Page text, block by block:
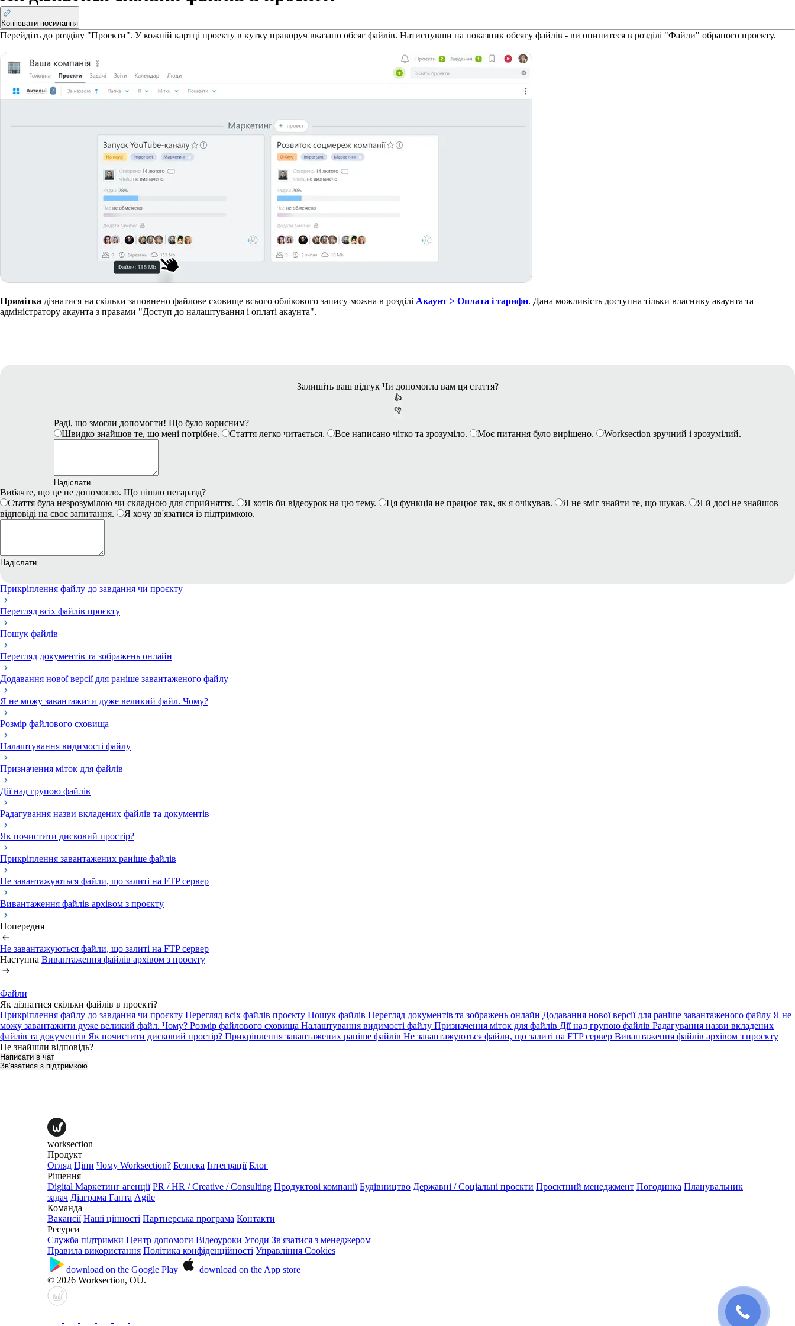
Копіювати посилання
Перейдіть до розділу "Проекти". У кожній картці проекту в кутку праворуч вказано обсяг файлів. Натиснувши на показник обсягу файлів - ви опинитеся в розділі "Файли" обраного проекту.
Примітка дізнатися на скільки заповнено файлове сховище всього облікового запису можна в розділі Акаунт > Оплата і тарифи. Дана можливість доступна тільки власнику акаунта та
адміністратору акаунта з правами "Доступ до налаштування і оплаті акаунта".
Залишіть ваш відгук Чи допомогла вам ця стаття?
👍
👎
Раді, що змогли допомогти! Що було корисним?
Швидко знайшов те, що мені потрібне.
Стаття легко читається. Все написано чітко та зрозуміло. Моє питання було вирішено. Worksection зручний і зрозумілий.
Надіслати
Вибачте, що це не допомогло. Що пішло негаразд?
Стаття була незрозумілою чи складною для сприйняття.
Я хотів би відеоурок на цю тему. Ця функція не працює так, як я очікував. Я не зміг знайти те, що шукав.
Я й досі не знайшов
відповіді на своє запитання.
Я хочу зв'язатися із підтримкою.
Надіслати
Прикріплення файлу до завдання чи проєкту
Перегляд всіх файлів проєкту
Пошук файлів
Перегляд документів та зображень онлайн
Додавання нової версії для раніше завантаженого файлу
Я не можу завантажити дуже великий файл. Чому?
Розмір файлового сховища
Налаштування видимості файлу
Призначення міток для файлів
Дії над групою файлів
Радагування назви вкладених файлів та документів
Як почистити дисковий простір?
Прикріплення завантажених раніше файлів
Не завантажуються файли, що залиті на FTP сервер
Вивантаження файлів архівом з проєкту
Попередня
Не завантажуються файли, що залиті на FTP сервер
Наступна Вивантаження файлів архівом з проєкту
Файли
Як дізнатися скільки файлів в проекті?
Прикріплення файлу до завдання чи проєкту Перегляд всіх файлів проєкту Пошук файлів Перегляд документів та зображень онлайн Додавання нової версії для раніше завантаженого файлу Я не
можу завантажити дуже великий файл. Чому? Розмір файлового сховища Налаштування видимості файлу Призначення міток для файлів Дії над групою файлів Радагування назви вкладених
файлів та документів Як почистити дисковий простір? Прикріплення завантажених раніше файлів Не завантажуються файли, що залиті на FTP сервер Вивантаження файлів архівом з проєкту
Не знайшли відповідь?
Написати в чат
Зв'язатися з підтримкою
worksection
Продукт
Огляд Ціни Чому Worksection? Безпека Інтеграції Блог
Рішення
Digital Маркетинг агенції PR / HR / Creative / Consulting Продуктові компанії Будівництво Державні / Соціальні проєкти Проєктний менеджмент Погодинка Планувальник
задач Діаграма Ганта Agile
Команда
Вакансії Наші цінності Партнерська програма Контакти
Ресурси
Служба підтримки Центр допомоги Відеоуроки Угоди Зв'язатися з менеджером
Правила використання Політика конфіденційності Управління Cookies
download on the Google Play download on the App store
© 2026 Worksection, OÜ.